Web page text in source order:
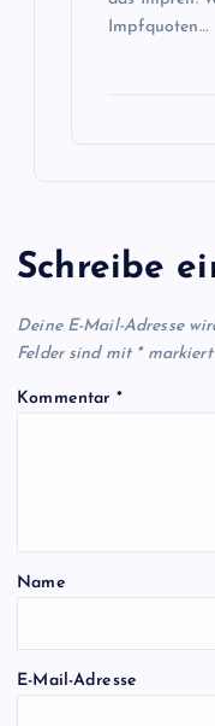
Impfquoten…
Schreibe
Deine E-Mail-Adresse
Felder sind mit *markiert
Kommentar *
Name
E-Mail-Adresse